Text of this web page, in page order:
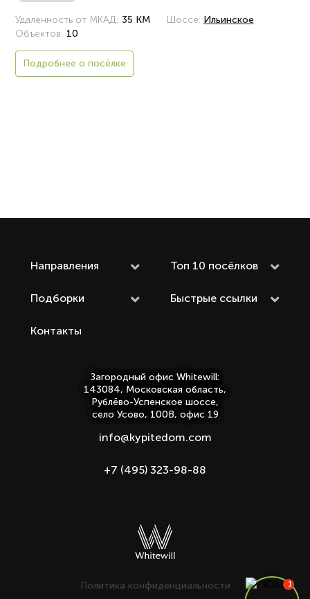
Удаленность от МКАД: 35 КМ Шоссе: Ильинское
Объектов: 10
Подробнее о посёлке
Направления Топ 10 посёлков
Подборки Быстрые ссылки
Контакты
Загородный офис Whitewill:
143084, Московская область,
Рублёво-Успенское шоссе,
село Усово, 100В, офис 19
info@kypitedom.com
+7 (495) 323-98-88
Политика конфиденциальности